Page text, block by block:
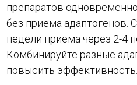
препаратов
без приема адаптогенов.
недели приема через 2-4
Комбинируйте разные
повысить эффективность.